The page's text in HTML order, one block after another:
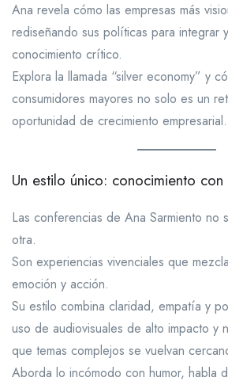
Ana revela cómo las empresas más
rediseñando sus políticas para integrar
conocimiento crítico.
Explora la llamada “silver economy” y
consumidores mayores no solo es un
oportunidad de crecimiento empresarial.
Un estilo único: conocimiento
Las conferencias de Ana Sarmiento no
otra.
Son experiencias vivenciales que
emoción y acción.
Su estilo combina claridad, empatía y
uso de audiovisuales de alto impacto y
que temas complejos se vuelvan
Aborda lo incómodo con humor, habla